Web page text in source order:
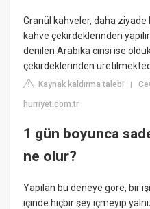
Granül kahveler, daha
kahve çekirdeklerinden
denilen Arabika cinsi ise
çekirdeklerinden
Kaynak kaldırma talebi |
hurriyet.com.tr
1 gün boyunca
ne olur?
Yapılan bu deneye göre, bir
içinde hiçbir şey içmeyip